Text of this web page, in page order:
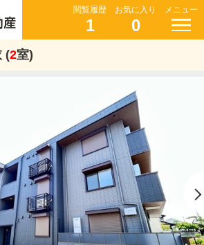
閲覧履歴
1
お気に入り
0
メニュー
(2室)